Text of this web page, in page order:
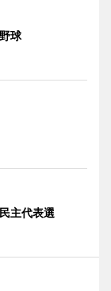
球
主代表選